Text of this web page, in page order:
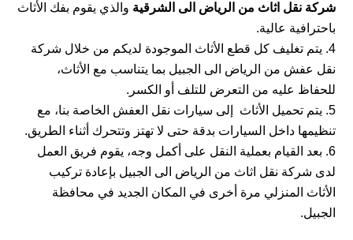
شركة نقل اثاث من الرياض الى الشرقية والذي يقوم بفك الأثاث
باحترافية عالية.
يتم تغليف كل قطع الأثاث الموجودة لديكم من خلال شركة
نقل عفش من الرياض الى الجبيل بما يتناسب مع الأثاث،
للحفاظ عليه من التعرض للتلف أو الكسر.
يتم تحميل الأثاث إلى سيارات نقل العفش الخاصة بنا، مع
تنظيمها داخل السيارات بدقة حتى لا تهتز وتتحرك أثناء الطريق.
بعد القيام بعملية النقل على أكمل وجه، يقوم فريق العمل
لدى شركة نقل اثاث من الرياض الى الجبيل بإعادة تركيب
الأثاث المنزلي مرة أخرى في المكان الجديد في محافظة
الجبيل.